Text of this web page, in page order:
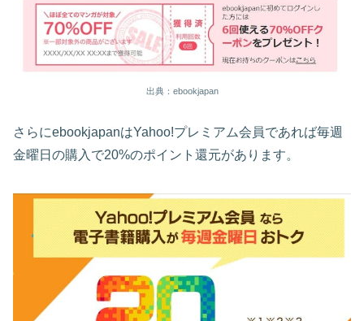
出典：ebookjapan
さらにebookjapanはYahoo!プレミアム会員であれば毎週
金曜日の購入で20%のポイント還元があります。